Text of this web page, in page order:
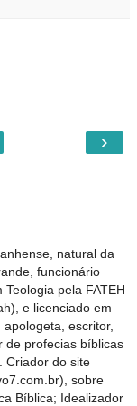
›
natural da
funcionário
pela FATEH
e licenciado em
escritor,
de profecias bíblicas
Criador do site
sobre
Bíblica; Idealizador